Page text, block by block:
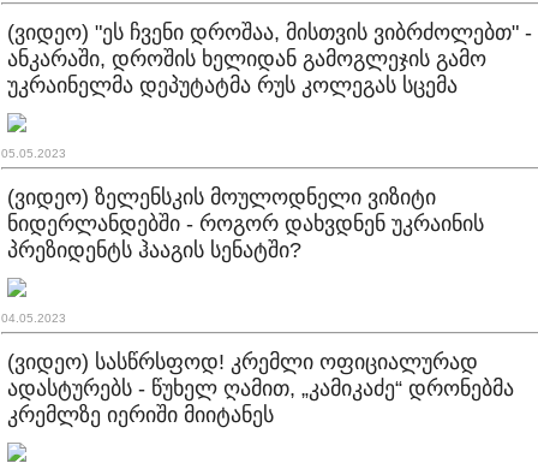
(ვიდეო) "ეს ჩვენი დროშაა, მისთვის ვიბრძოლებთ" -
ანკარაში, დროშის ხელიდან გამოგლეჯის გამო
უკრაინელმა დეპუტატმა რუს კოლეგას სცემა
05.05.2023
(ვიდეო) ზელენსკის მოულოდნელი ვიზიტი
ნიდერლანდებში - როგორ დახვდნენ უკრაინის
პრეზიდენტს ჰააგის სენატში?
04.05.2023
(ვიდეო) სასწრსფოდ! კრემლი ოფიციალურად
ადასტურებს - წუხელ ღამით, „კამიკაძე“ დრონებმა
კრემლზე იერიში მიიტანეს